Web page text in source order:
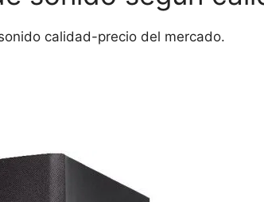
calidad-precio del mercado.